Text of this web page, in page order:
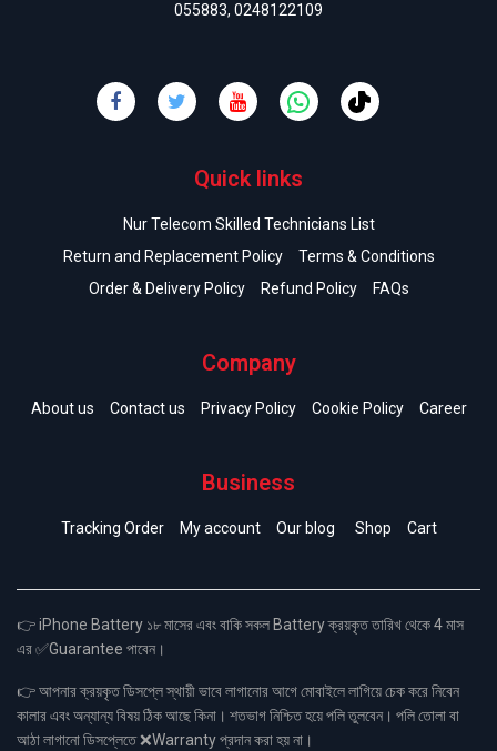
055883, 0248122109
Quick links
Nur Telecom Skilled Technicians List
Return and Replacement Policy
Terms & Conditions
Order & Delivery Policy
Refund Policy FAQs
Company
About us Contact us Privacy Policy Cookie Policy Career
Business
Tracking Order My account Our blog Shop Cart
👉 iPhone Battery ১৮ মাসের এবং বাকি সকল Battery ক্রয়কৃত তারিখ থেকে 4 মাস
এর ✅Guarantee পাবেন।
👉 আপনার ক্রয়কৃত ডিসপ্লে স্থায়ী ভাবে লাগানোর আগে মোবাইলে লাগিয়ে চেক করে নিবেন
কালার এবং অন্যান্য বিষয় ঠিক আছে কিনা। শতভাগ নিশ্চিত হয়ে পলি তুলবেন। পলি তোলা বা
আঠা লাগানো ডিসপ্লেতে ❌Warranty প্রদান করা হয় না।